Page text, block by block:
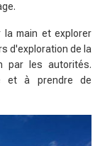
la main et explorer
d'exploration de la
par les autorités.
et à prendre de